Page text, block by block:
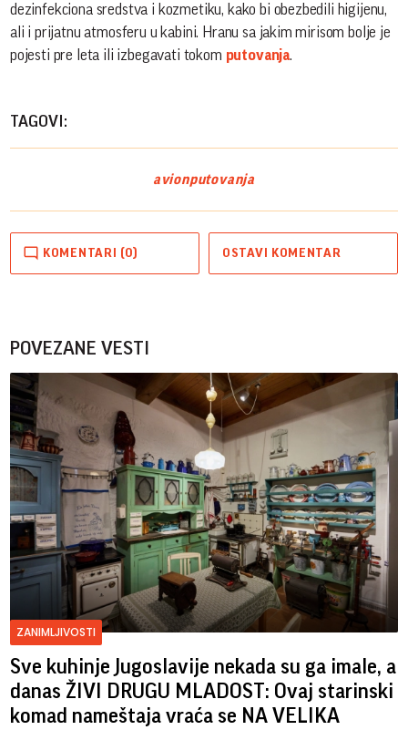
dezinfekciona sredstva i kozmetiku, kako bi obezbedili higijenu,
ali i prijatnu atmosferu u kabini. Hranu sa jakim mirisom bolje je
pojesti pre leta ili izbegavati tokom putovanja.
TAGOVI:
avionputovanja
KOMENTARI (0) OSTAVI KOMENTAR
POVEZANE VESTI
ZANIMLJIVOSTI
Sve kuhinje Jugoslavije nekada su ga imale, a
danas ŽIVI DRUGU MLADOST: Ovaj starinski
komad nameštaja vraća se NA VELIKA